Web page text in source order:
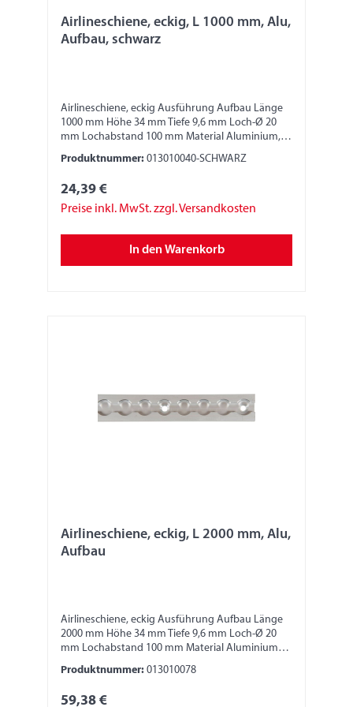
Airlineschiene, eckig, L 1000 mm, Alu,
Aufbau, schwarz
Airlineschiene, eckig Ausführung Aufbau Länge
1000 mm Höhe 34 mm Tiefe 9,6 mm Loch-Ø 20
mm Lochabstand 100 mm Material Aluminium,
Stabilität und die Festigkeit der Zurrschiene ist
Verantwortlich dafür ist der jeweilige
Monteur/Fahrzeugbauer. Nur geeignete
verwenden. Zurrgurte nur in der horizontalen
Umreifung verwenden, nicht im Direktzug und
nicht zum Niederzurren oder Schrägzurren. Der
Produktnummer: 013010040-SCHWARZ
24,39 €
Preise inkl. MwSt. zzgl. Versandkosten
In den Warenkorb
Airlineschiene, eckig, L 2000 mm, Alu,
Aufbau
Airlineschiene, eckig Ausführung Aufbau Länge
2000 mm Höhe 34 mm Tiefe 9,6 mm Loch-Ø 20
mm Lochabstand 100 mm Material Aluminium
Bitte beachten: Die Stabilität und die Festigkeit
der Zurrschiene ist abhängig von der
Produktnummer: 013010078
59,38 €